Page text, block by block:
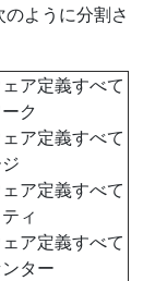
ように分割さ
ア定義すべて
ク
ア定義すべて
ア定義すべて
ィ
ア定義すべて
ター